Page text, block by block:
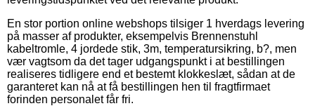
En stor portion online webshops tilsiger 1 hverdags levering
på masser af produkter, eksempelvis Brennenstuhl
kabeltromle, 4 jordede stik, 3m, temperatursikring, b?, men
vær vagtsom da det tager udgangspunkt i at bestillingen
realiseres tidligere end et bestemt klokkeslæt, sådan at de
garanteret kan nå at få bestillingen hen til fragtfirmaet
forinden personalet får fri.